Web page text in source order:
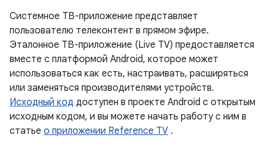
Системное ТВ-приложение представляет
пользователю телеконтент в прямом эфире.
Эталонное ТВ-приложение (Live TV) предоставляется
вместе с платформой Android, которое может
использоваться как есть, настраивать, расширяться
или заменяться производителями устройств.
Исходный код доступен в проекте Android с открытым
исходным кодом, и вы можете начать работу с ним в
статье о приложении Reference TV .